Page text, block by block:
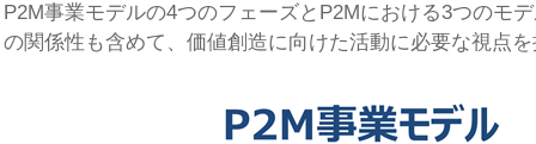
P2M事業モデルの4つのフェーズとP2Mにおける3つのモ
の関係性も含めて、価値創造に向けた活動に必要な視点